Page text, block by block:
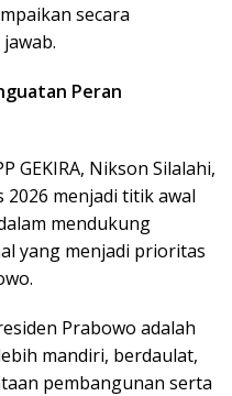
secara
Peran
GEKIRA, Nikson Silalahi,
2026 menjadi titik awal
mendukung
yang menjadi prioritas
Prabowo adalah
mandiri, berdaulat,
pembangunan serta